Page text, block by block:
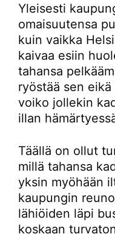
Yleisesti
omaisuutensa
kuin vaikka
kaivaa esiin
tahansa
ryöstää sen
voiko jollekin
illan
Täällä on ollut
millä tahansa
yksin myöhään
kaupungin
lähiöiden läpi
koskaan